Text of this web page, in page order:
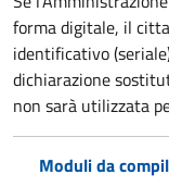
forma digitale, il
identificativo
dichiarazione
non sarà utilizzata
Moduli da